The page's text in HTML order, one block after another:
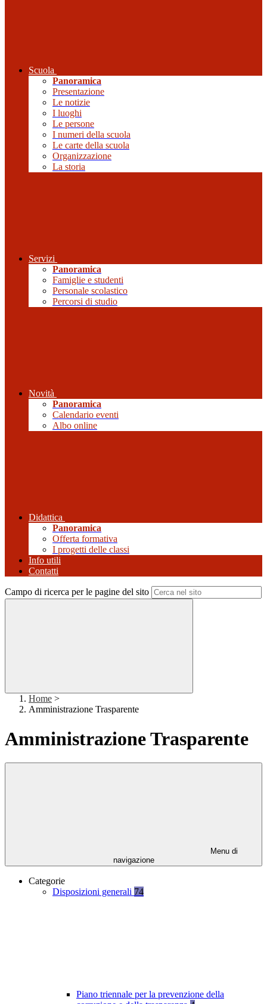
Scuola
Panoramica
Presentazione
Le notizie
I luoghi
Le persone
I numeri della scuola
Le carte della scuola
Organizzazione
La storia
Servizi
Panoramica
Famiglie e studenti
Personale scolastico
Percorsi di studio
Novità
Panoramica
Calendario eventi
Albo online
Didattica
Panoramica
Offerta formativa
I progetti delle classi
Info utili
Contatti
Campo di ricerca per le pagine del sito
Home >
Amministrazione Trasparente
Amministrazione Trasparente
Menu di
navigazione
Categorie
Disposizioni generali 74
Piano triennale per la prevenzione della